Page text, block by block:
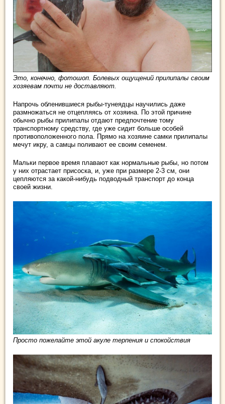
Это, конечно, фотошоп. Болевых ощущений прилипалы своим
хозяевам почти не доставляют.
Напрочь обленившиеся рыбы-тунеядцы научились даже
размножаться не отцепляясь от хозяина. По этой причине
обычно рыбы прилипалы отдают предпочтение тому
транспортному средству, где уже сидит больше особей
противоположенного пола. Прямо на хозяине самки прилипалы
мечут икру, а самцы поливают ее своим семенем.
Мальки первое время плавают как нормальные рыбы, но потом
у них отрастает присоска, и, уже при размере 2-3 см, они
цепляются за какой-нибудь подводный транспорт до конца
своей жизни.
Просто пожелайте этой акуле терпения и спокойствия